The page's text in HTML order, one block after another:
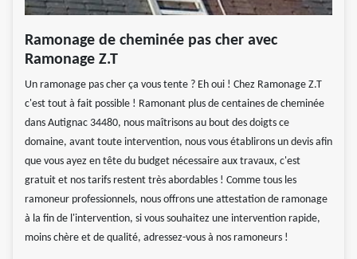
Ramonage de cheminée pas cher avec
Ramonage Z.T
Un ramonage pas cher ça vous tente ? Eh oui ! Chez Ramonage Z.T
c'est tout à fait possible ! Ramonant plus de centaines de cheminée
dans Autignac 34480, nous maîtrisons au bout des doigts ce
domaine, avant toute intervention, nous vous établirons un devis afin
que vous ayez en tête du budget nécessaire aux travaux, c'est
gratuit et nos tarifs restent très abordables ! Comme tous les
ramoneur professionnels, nous offrons une attestation de ramonage
à la fin de l'intervention, si vous souhaitez une intervention rapide,
moins chère et de qualité, adressez-vous à nos ramoneurs !